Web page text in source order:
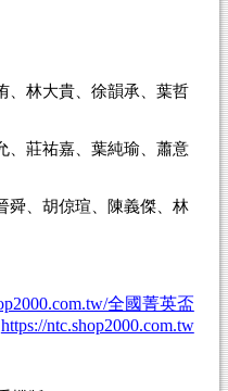
、林大貴、徐韻承、葉哲
、莊祐嘉、葉純瑜、蕭意
舜、胡倞瑄、陳義傑、林
全國菁英盃
https://ntc.shop2000.com.tw